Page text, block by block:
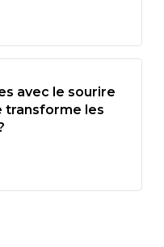
avec le sourire
transforme les